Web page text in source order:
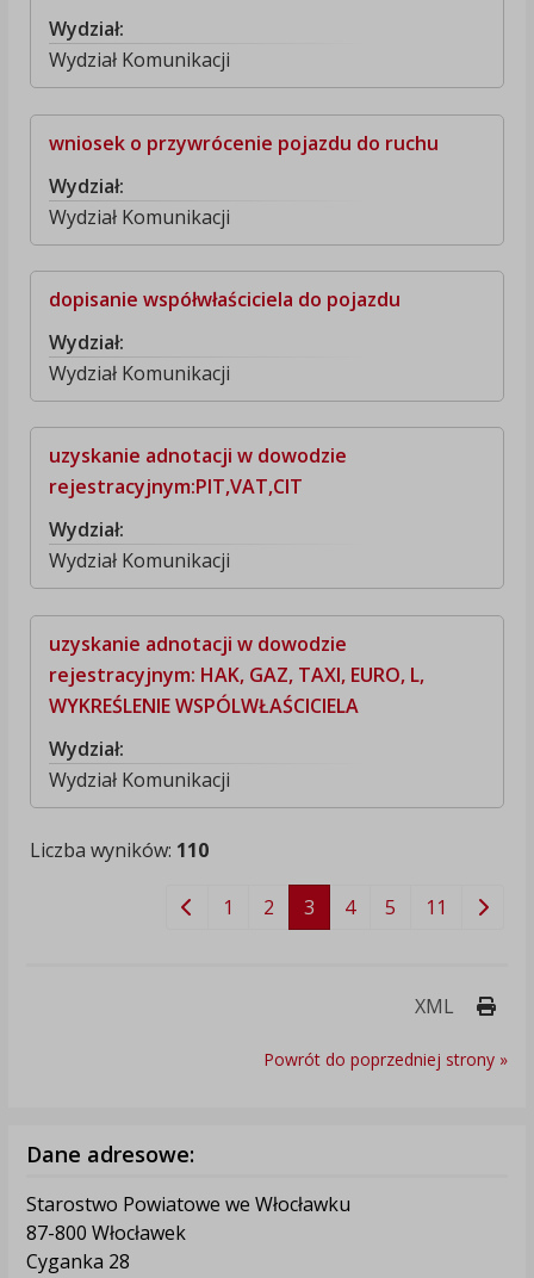
Wydział:
Wydział Komunikacji
wniosek o przywrócenie pojazdu do ruchu
Wydział:
Wydział Komunikacji
dopisanie współwłaściciela do pojazdu
Wydział:
Wydział Komunikacji
uzyskanie adnotacji w dowodzie
rejestracyjnym:PIT,VAT,CIT
Wydział:
Wydział Komunikacji
uzyskanie adnotacji w dowodzie
rejestracyjnym: HAK, GAZ, TAXI, EURO, L,
WYKREŚLENIE WSPÓLWŁAŚCICIELA
Wydział:
Wydział Komunikacji
Liczba wyników: 110
1 2 3 4 5 11
XML
Powrót do poprzedniej strony »
Dane adresowe:
Starostwo Powiatowe we Włocławku
87-800 Włocławek
Cyganka 28